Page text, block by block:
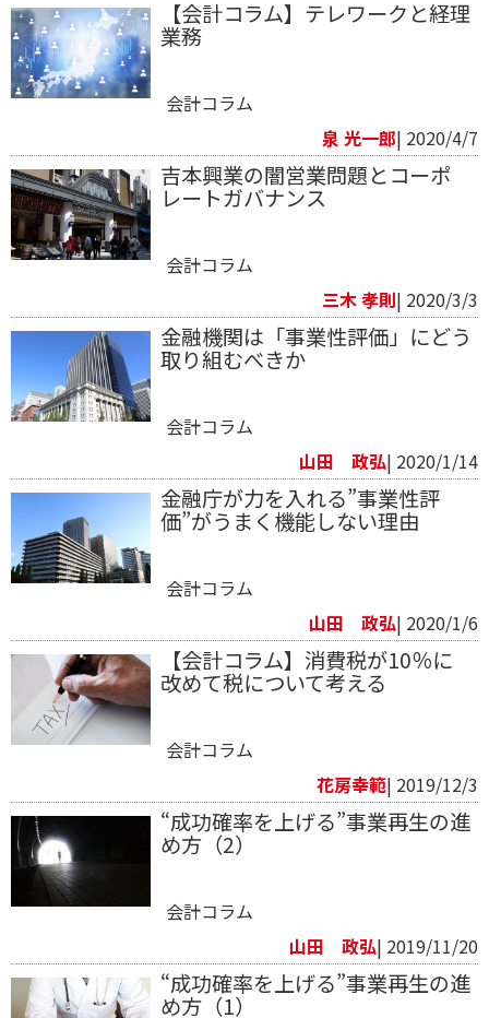
【会計コラム】テレワークと経理
業務
会計コラム
泉 光一郎| 2020/4/7
吉本興業の闇営業問題とコーポ
レートガバナンス
会計コラム
三木 孝則| 2020/3/3
金融機関は「事業性評価」にどう
取り組むべきか
会計コラム
山田 政弘| 2020/1/14
金融庁が力を入れる”事業性評
価”がうまく機能しない理由
会計コラム
山田 政弘| 2020/1/6
【会計コラム】消費税が10％に
改めて税について考える
会計コラム
花房幸範​| 2019/12/3
“成功確率を上げる”事業再生の進
め方（2）
会計コラム
山田 政弘| 2019/11/20
“成功確率を上げる”事業再生の進
め方（1）